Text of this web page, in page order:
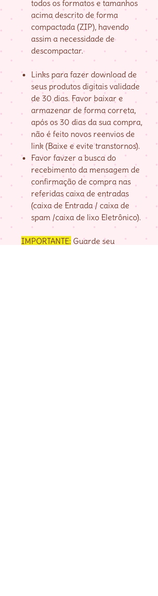
todos os formatos e tamanhos
acima descrito de forma
compactada (ZIP), havendo
assim a necessidade de
descompactar.
Links para fazer download de
seus produtos digitais validade
de 30 dias. Favor baixar e
armazenar de forma correta,
após os 30 dias da sua compra,
não é feito novos reenvios de
link (Baixe e evite transtornos).
Favor favzer a busca do
recebimento da mensagem de
confirmação de compra nas
referidas caixa de entradas
(caixa de Entrada / caixa de
spam /caixa de lixo Eletrônico).
IMPORTANTE: Guarde seu